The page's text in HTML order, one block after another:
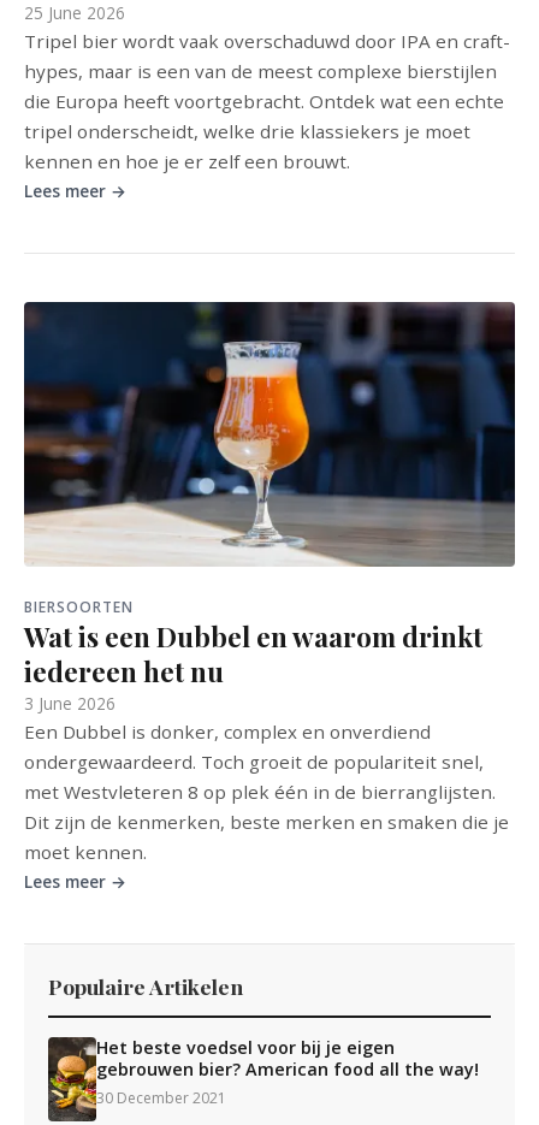
25 June 2026
Tripel bier wordt vaak overschaduwd door IPA en craft-
hypes, maar is een van de meest complexe bierstijlen
die Europa heeft voortgebracht. Ontdek wat een echte
tripel onderscheidt, welke drie klassiekers je moet
kennen en hoe je er zelf een brouwt.
Lees meer →
BIERSOORTEN
Wat is een Dubbel en waarom drinkt
iedereen het nu
3 June 2026
Een Dubbel is donker, complex en onverdiend
ondergewaardeerd. Toch groeit de populariteit snel,
met Westvleteren 8 op plek één in de bierranglijsten.
Dit zijn de kenmerken, beste merken en smaken die je
moet kennen.
Lees meer →
Populaire Artikelen
Het beste voedsel voor bij je eigen
gebrouwen bier? American food all the way!
30 December 2021